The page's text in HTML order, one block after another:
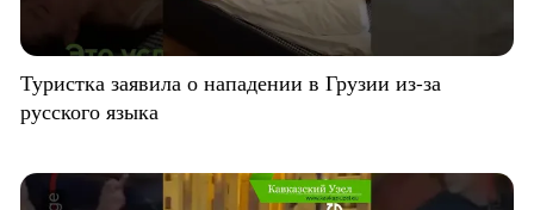
Туристка заявила о нападении в Грузии из-за
русского языка